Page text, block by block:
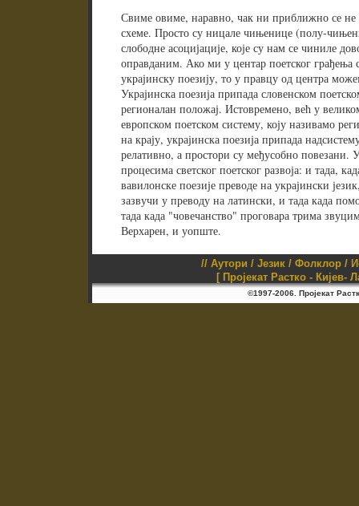
Свиме овиме, наравно, чак ни приближно се
схеме. Просто су ницале чињенице (полу-
слободне асоцијације, које су нам се чиниле
оправданим. Ако ми у центар поетског грађења
украјинску поезију, то у правцу од центра
Украјинска поезија припада словенском
регионалан положај. Истовремено, већ у
европском поетском систему, коју називамо
на крају, украјинска поезија припада
релативно, а простори су међусобно повезани.
процесима светског поетског развоја: и тада,
вавилонске поезије преводе на украјински
зазвучи у преводу на латински, и тада када
тада када "човечанство" проговара трима
Верхарен, и уопште.
// Аутори / Језик / Фолклор /
[ Пројекат Растко - Кијев-
©1997-2006. Пројекат